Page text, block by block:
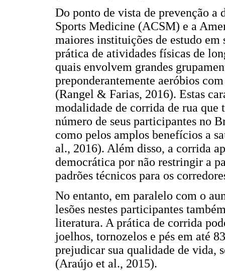
Do ponto de vista de prevenção a
Sports Medicine (ACSM) e a
maiores instituições de estudo
prática de atividades físicas de
quais envolvem grandes
preponderantemente aeróbios
(Rangel & Farias, 2016). Estas
modalidade de corrida de rua que
número de seus participantes no
como pelos amplos benefícios a
al., 2016). Além disso, a corrida
democrática por não restringir a
padrões técnicos para os
No entanto, em paralelo com o
lesões nestes participantes
literatura. A prática de corrida
joelhos, tornozelos e pés em até
prejudicar sua qualidade de vida,
(Araújo et al., 2015).